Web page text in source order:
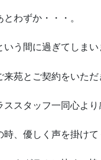
わずか・・・。
う間に過ぎてしまい
苑とご契約をいた
スタッフ一同心より
、優しく声を掛け